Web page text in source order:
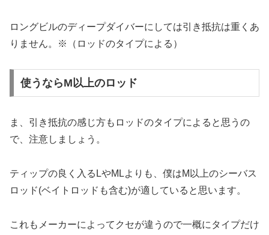
ロングビルのディープダイバーにしては引き抵抗は重くあ
りません。※（ロッドのタイプによる）
使うならM以上のロッド
ま、引き抵抗の感じ方もロッドのタイプによると思うの
で、注意しましょう。
ティップの良く入るLやMLよりも、 僕はM以上のシーバス
ロッド(ベイトロッドも含む)が適していると思います。
これもメーカーによってクセが違うので一概にタイプだけ